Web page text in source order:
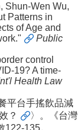
Shun-Wen Wu,
Patterns in
of Age and
Public
control
19? A time-
Health Law
平台手搖飲品減
？
〉。《台灣
135。